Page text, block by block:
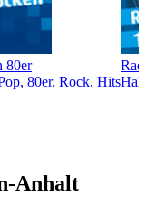
80er
80er, Rock, Hits
Anhalt